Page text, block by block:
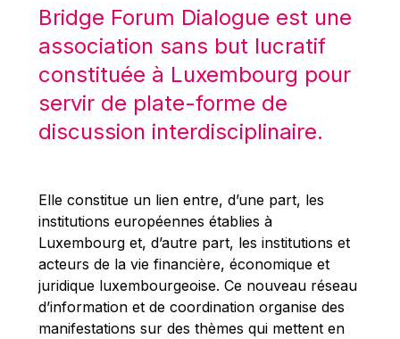
Mario Centeno
Mario Monti
Maroš ŠEFČOVIČ
Martin Bailey
Martine Reicherts
Michael Sohlman
Michel Goedert
Mireille Delmas-Marty
Nobuo Tanaka
Otmar Issing
Bridge Forum Dialogue est une
association sans but lucratif
constituée à Luxembourg pour
servir de plate-forme de
discussion interdisciplinaire.
Elle constitue un lien entre, d’une part, les
institutions européennes établies à
Luxembourg et, d’autre part, les institutions et
acteurs de la vie financière, économique et
juridique luxembourgeoise. Ce nouveau réseau
d’information et de coordination organise des
manifestations sur des thèmes qui mettent en